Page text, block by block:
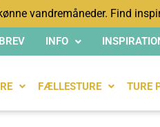
vandremåneder. Find
INFO
FÆLLESTURE TURE